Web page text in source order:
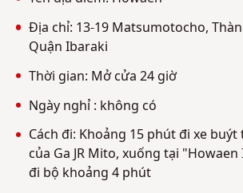
Địa chỉ: 13-19 Matsumotocho,
Quận Ibaraki
Thời gian: Mở cửa 24 giờ
Ngày nghỉ : không có
Cách đi: Khoảng 15 phút đi xe buýt
của Ga JR Mito, xuống tại
đi bộ khoảng 4 phút